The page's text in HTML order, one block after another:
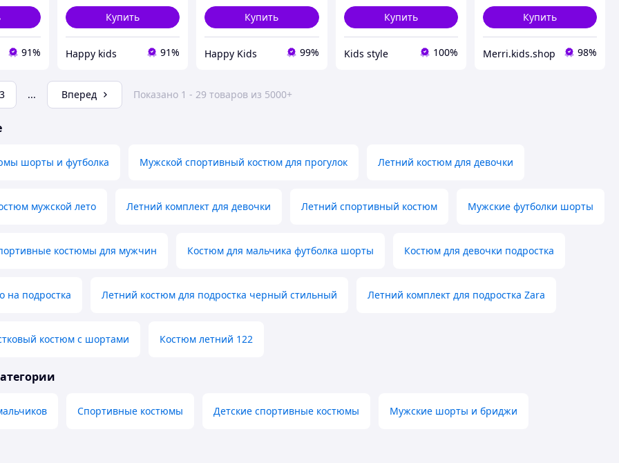
91%
Купить
Happy kids 91%
Купить
Happy Kids 99%
Купить
Kids style 100%
Купить
Merri.kids.shop 98%
3 ... Вперед Показано 1 - 29 товаров из 5000+
шорты и футболка Мужской спортивный костюм для прогулок Летний костюм для девочки
мужской лето Летний комплект для девочки Летний спортивный костюм Мужские футболки шорты
костюмы для мужчин Костюм для мальчика футболка шорты Костюм для девочки подростка
на подростка Летний костюм для подростка черный стильный Летний комплект для подростка Zara
костюм с шортами Костюм летний 122
Спортивные костюмы Детские спортивные костюмы Мужские шорты и бриджи